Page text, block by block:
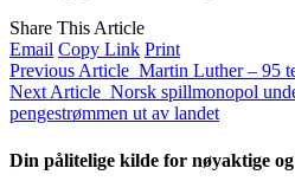
Share This Article
Email Copy Link Print
Previous Article Martin Luther – 95
Next Article Norsk spillmonopol
pengestrømmen ut av landet
Din pålitelige kilde for nøyaktige